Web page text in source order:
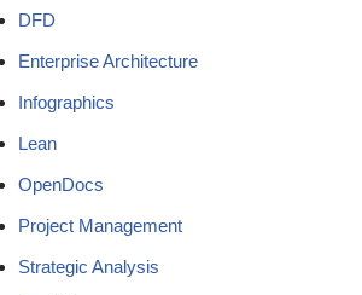
DFD
Enterprise Architecture
Infographics
Lean
OpenDocs
Project Management
Strategic Analysis